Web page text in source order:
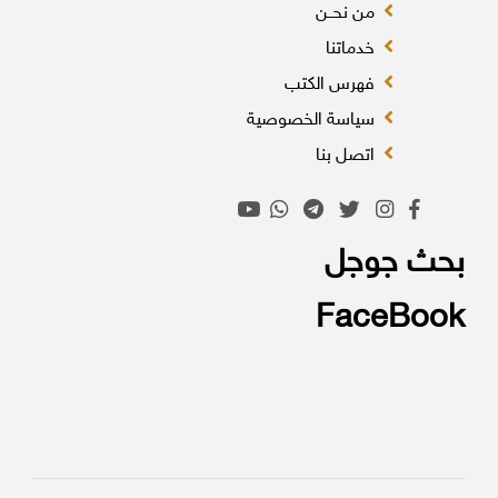
من نحــن
خدماتنا
فهرس الكتب
سياسة الخصوصية
اتصل بنا
بحث جوجل
FaceBook